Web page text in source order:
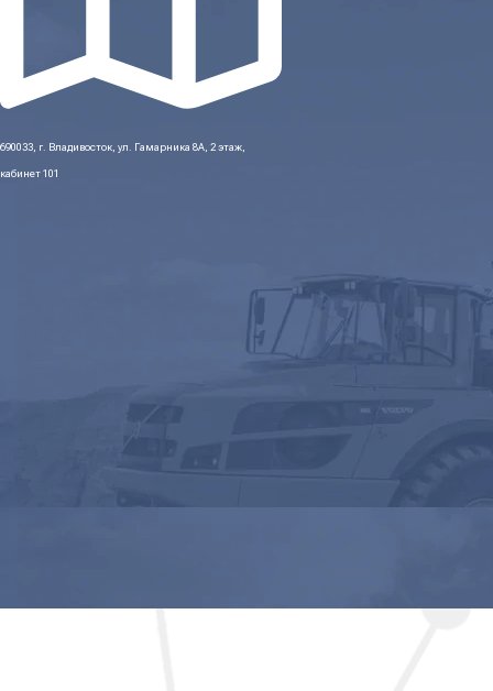
690033, г. Владивосток, ул. Гамарника 8А, 2 этаж,
кабинет 101